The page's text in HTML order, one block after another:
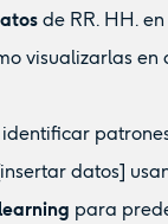
de RR. HH.
visualizarlas en
datos]
para